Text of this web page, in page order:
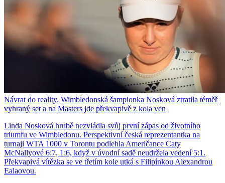
Návrat do reality. Wimbledonská šampionka Nosková ztratila téměř
vyhraný set a na Masters jde překvapivě z kola ven
Linda Nosková hrubě nezvládla svůj první zápas od životního
triumfu ve Wimbledonu. Perspektivní česká reprezentantka na
turnaji WTA 1000 v Torontu podlehla Američance Caty
McNallyové 6:7, 1:6, když v úvodní sadě neudržela vedení 5:1.
Překvapivá vítězka se ve třetím kole utká s Filipínkou Alexandrou
Ealaovou.